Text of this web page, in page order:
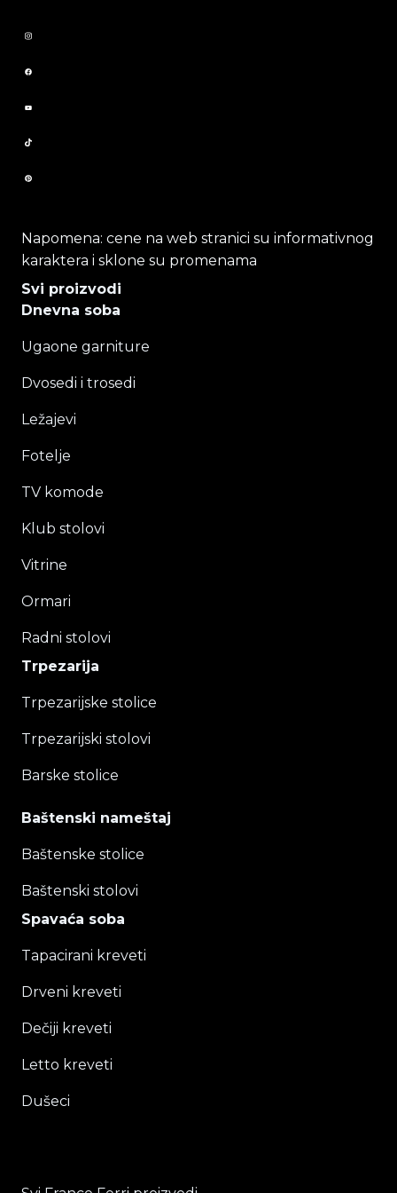
Napomena: cene na web stranici su informativnog
karaktera i sklone su promenama
Svi proizvodi
Dnevna soba
Ugaone garniture
Dvosedi i trosedi
Ležajevi
Fotelje
TV komode
Klub stolovi
Vitrine
Ormari
Radni stolovi
Trpezarija
Trpezarijske stolice
Trpezarijski stolovi
Barske stolice
Baštenski nameštaj
Baštenske stolice
Baštenski stolovi
Spavaća soba
Tapacirani kreveti
Drveni kreveti
Dečiji kreveti
Letto kreveti
Dušeci